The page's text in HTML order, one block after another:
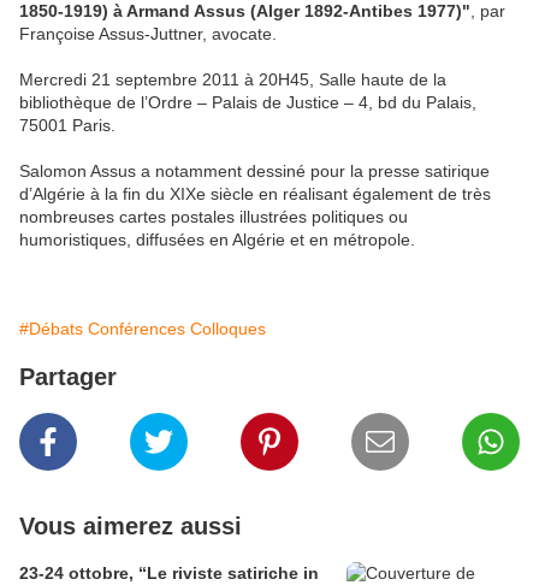
1850-1919) à Armand Assus (Alger 1892-Antibes 1977)" , par
Françoise Assus-Juttner, avocate.
Mercredi 21 septembre 2011 à 20H45, Salle haute de la
bibliothèque de l’Ordre – Palais de Justice – 4, bd du Palais,
75001 Paris.
Salomon Assus a notamment dessiné pour la presse satirique
d’Algérie à la fin du XIXe siècle en réalisant également de très
nombreuses cartes postales illustrées politiques ou
humoristiques, diffusées en Algérie et en métropole.
#Débats Conférences Colloques
Partager
Vous aimerez aussi
23-24 ottobre, “Le riviste satiriche in